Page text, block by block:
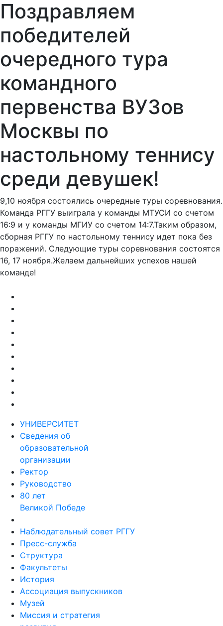
09.11.2004
Поздравляем
победителей
очередного тура
командного
первенства ВУЗов
Москвы по
настольному теннису
среди девушек!
9,10 ноября состоялись очередные туры соревнования.
Команда РГГУ выиграла у команды МТУСИ со счетом
16:9 и у команды МГИУ со счетом 14:7.Таким образом,
сборная РГГУ по настольному теннису идет пока без
поражений. Следующие туры соревнования состоятся
16, 17 ноября.Желаем дальнейших успехов нашей
УНИВЕРСИТЕТ
Сведения об
образовательной
организации
Ректор
Руководство
80 лет
Наблюдательный совет РГГУ
Пресс-служба
Структура
Факультеты
История
Ассоциация выпускников
Музей